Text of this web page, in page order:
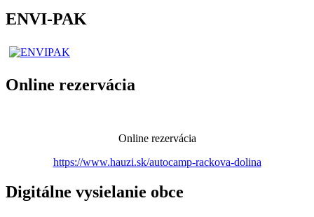
ENVI-PAK
Online rezervácia
Online rezervácia
https://www.hauzi.sk/autocamp-rackova-dolina
Digitálne vysielanie obce